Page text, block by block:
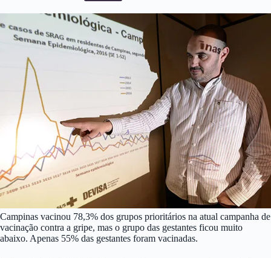
Campinas vacinou 78,3% dos grupos prioritários na atual campanha de
vacinação contra a gripe, mas o grupo das gestantes ficou muito
abaixo. Apenas 55% das gestantes foram vacinadas.